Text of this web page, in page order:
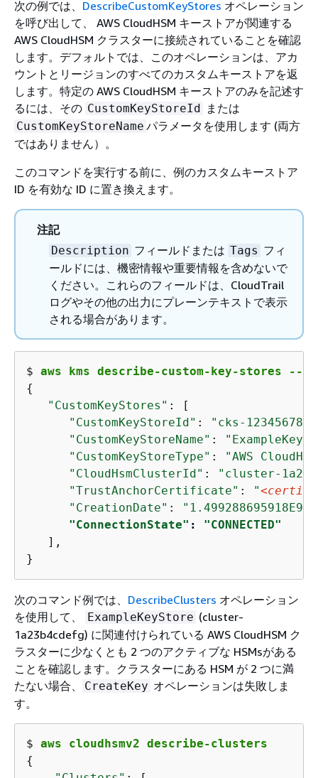
次の例では、 DescribeCustomKeyStores オペレーション
を呼び出して、 AWS CloudHSM キーストアが関連する
AWS CloudHSM クラスターに接続されていることを確認
します。デフォルトでは、このオペレーションは、アカ
ウントとリージョンのすべてのカスタムキーストアを返
します。特定の AWS CloudHSM キーストアのみを記述す
るには、その CustomKeyStoreId または
CustomKeyStoreName パラメータを使用します (両方
ではありません）。
このコマンドを実行する前に、例のカスタムキーストア
ID を有効な ID に置き換えます。
注記
Description フィールドまたは Tags フィ
ールドには、機密情報や重要情報を含めないで
ください。これらのフィールドは、CloudTrail
ログやその他の出力にプレーンテキストで表示
される場合があります。
$ aws kms describe-custom-key-stores --
{
"CustomKeyStores" : [
"CustomKeyStoreId" :
"cks-
"CustomKeyStoreName" :
"CustomKeyStoreType" :
"AWS
"CloudHsmClusterId" :
"cluster-
"TrustAnchorCertificate" : "
"CreationDate" : "1.499288695918E9"
"ConnectionState" : "CONNECTED"
   ],
}
次のコマンド例では、 DescribeClusters オペレーション
を使用して、
ExampleKeyStore (cluster-
1a23b4cdefg) に関連付けられている AWS CloudHSM ク
ラスターに少なくとも 2 つのアクティブな HSMsがある
ことを確認します。クラスターにある HSM が 2 つに満
たない場合、
CreateKey オペレーションは失敗しま
す。
$ aws cloudhsmv2 describe-clusters
{